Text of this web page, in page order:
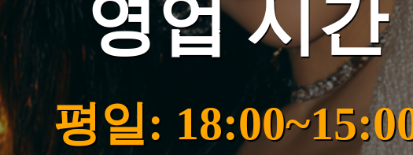
영업 시간
평일: